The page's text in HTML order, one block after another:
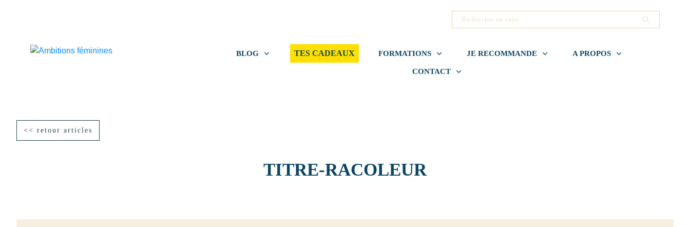
BLOG TES CADEAUX FORMATIONS JE RECOMMANDE A PROPOS
CONTACT
<< retour articles
TITRE-RACOLEUR